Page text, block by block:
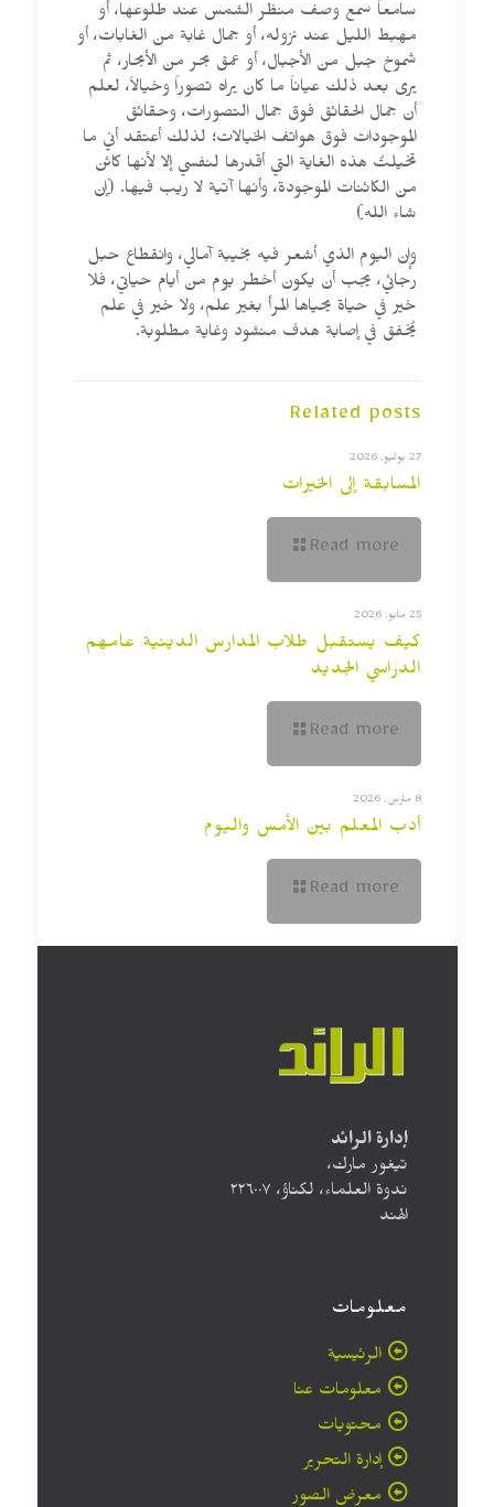
سامعاً سمع وصف منظر الشمس عند طلوعها، أو
مهبط الليل عند نزوله، أو جمال غابة من الغابات، أو
شموخ جبل من الأجبال، أو عمق بحر من الأبحار، ثم
يرى بعد ذلك عياناً ما كان يراه تصوراً وخيالاً، لعلم
أن جمال الحقائق فوق جمال التصورات، وحقائق
الموجودات فوق هواتف الخيالات؛ لذلك أعتقد أني ما
تخيلتُ هذه الغاية التي أقدرها لنفسي إلا لأنها كائن
من الكائنات الموجودة، وأنها آتية لا ريب فيها. (إن
شاء الله)
وإن اليوم الذي أشعر فيه بخيبة آمالي، وانقطاع حبل
رجائي، يجب أن يكون أخطر يوم من أيام حياتي، فلا
خير في حياة يحياها المرأ بغير علم، ولا خير في علم
يُخفق في إصابة هدف منشود وغاية مطلوبة.
Related posts
27 يوليو, 2026
المسابقة إلى الخيرات
Read more
25 مايو, 2026
كيف يستقبل طلاب المدارس الدينية عامهم
الدراسي الجديد
Read more
8 مارس, 2026
أدب المعلم بين الأمس واليوم
Read more
إدارة الرائد
تيغور مارك،
ندوة العلماء، لكناؤ، ۲۲٦۰۰۷
الهند
معلومات
الرئيسية
معلومات عنا
محتويات
إدارة التحرير
معرض الصور